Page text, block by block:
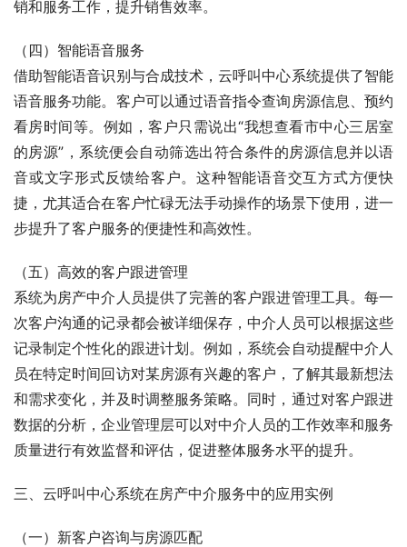
销和服务工作，提升销售效率。
（四）智能语音服务
借助智能语音识别与合成技术，云呼叫中心系统提供了智能
语音服务功能。客户可以通过语音指令查询房源信息、预约
看房时间等。例如，客户只需说出“我想查看市中心三居室
的房源”，系统便会自动筛选出符合条件的房源信息并以语
音或文字形式反馈给客户。这种智能语音交互方式方便快
捷，尤其适合在客户忙碌无法手动操作的场景下使用，进一
步提升了客户服务的便捷性和高效性。
（五）高效的客户跟进管理
系统为房产中介人员提供了完善的客户跟进管理工具。每一
次客户沟通的记录都会被详细保存，中介人员可以根据这些
记录制定个性化的跟进计划。例如，系统会自动提醒中介人
员在特定时间回访对某房源有兴趣的客户，了解其最新想法
和需求变化，并及时调整服务策略。同时，通过对客户跟进
数据的分析，企业管理层可以对中介人员的工作效率和服务
质量进行有效监督和评估，促进整体服务水平的提升。
三、云呼叫中心系统在房产中介服务中的应用实例
（一）新客户咨询与房源匹配